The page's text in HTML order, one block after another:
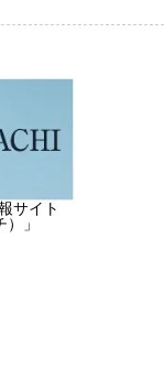
サイト
）」